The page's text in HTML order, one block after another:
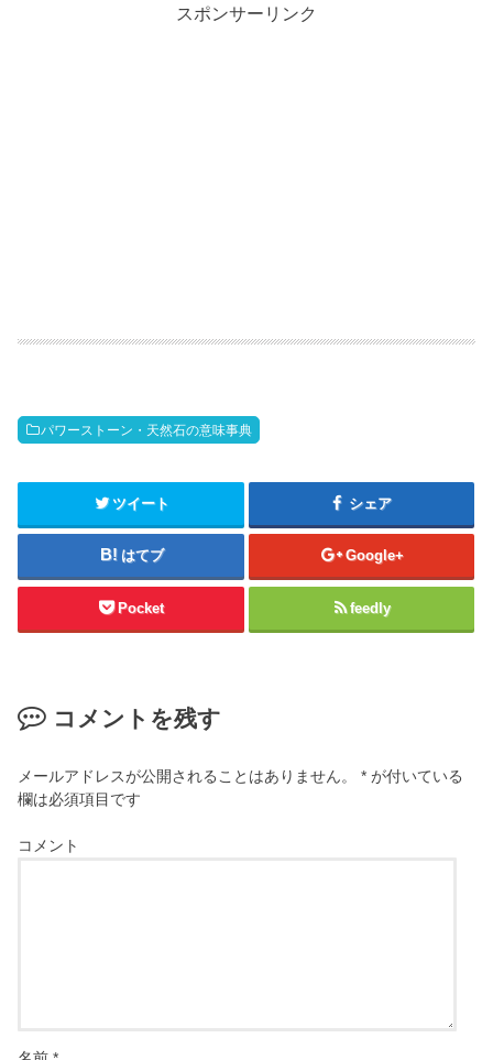
スポンサーリンク
パワーストーン・天然石の意味事典
ツイート シェア
はてブ Google+
Pocket feedly
コメントを残す
メールアドレスが公開されることはありません。 * が付いている
欄は必須項目です
コメント